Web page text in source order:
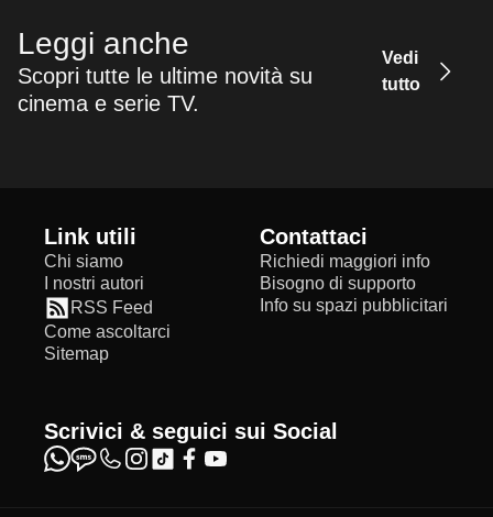
Leggi anche
Scopri tutte le ultime novità su
cinema e serie TV.
Vedi
tutto
Link utili
Chi siamo
I nostri autori
RSS Feed
Come ascoltarci
Sitemap
Contattaci
Richiedi maggiori info
Bisogno di supporto
Info su spazi pubblicitari
Scrivici & seguici sui Social